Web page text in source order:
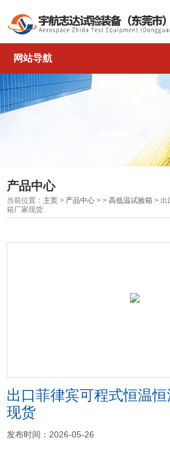
网站导航
产品中心
当前位置： 主页 > 产品中心 > >高低温试验箱 > 出
箱厂家现货
出口菲律宾可程式恒温
现货
发布时间：2026-05-26